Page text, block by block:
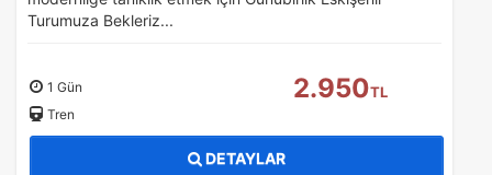
Size ve ilgi alanlarınıza uygun reklamlar göstermek için
kullanılır. Kapatırsanız reklamları görmeye devam
edersiniz, ancak daha az alakalı olabilirler.
Turumuza Bekleriz...
1 Gün
Tren
2.950TL
DETAYLAR